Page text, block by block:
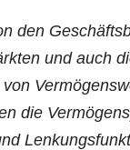
den
und auch
die